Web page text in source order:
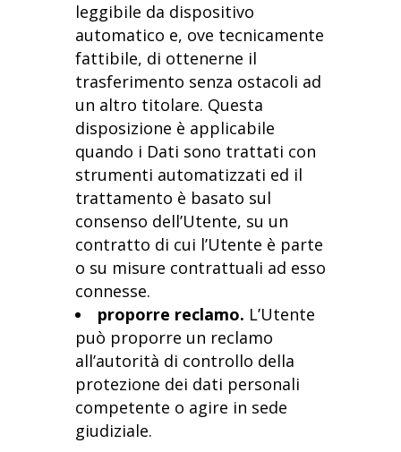
leggibile da dispositivo
automatico e, ove tecnicamente
fattibile, di ottenerne il
trasferimento senza ostacoli ad
un altro titolare. Questa
disposizione è applicabile
quando i Dati sono trattati con
strumenti automatizzati ed il
trattamento è basato sul
consenso dell’Utente, su un
contratto di cui l’Utente è parte
o su misure contrattuali ad esso
connesse.
proporre reclamo. L’Utente
può proporre un reclamo
all’autorità di controllo della
protezione dei dati personali
competente o agire in sede
giudiziale.